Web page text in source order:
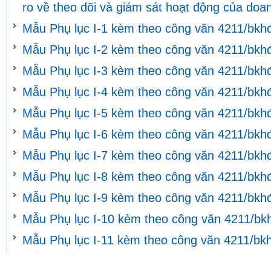
ro về theo dõi và giám sát hoạt động của
Mẫu Phụ lục I-1 kèm theo công văn 4211/
Mẫu Phụ lục I-2 kèm theo công văn 4211/
Mẫu Phụ lục I-3 kèm theo công văn 4211/
Mẫu Phụ lục I-4 kèm theo công văn 4211/
Mẫu Phụ lục I-5 kèm theo công văn 4211/
Mẫu Phụ lục I-6 kèm theo công văn 4211/
Mẫu Phụ lục I-7 kèm theo công văn 4211/
Mẫu Phụ lục I-8 kèm theo công văn 4211/
Mẫu Phụ lục I-9 kèm theo công văn 4211/
Mẫu Phụ lục I-10 kèm theo công văn 4211/
Mẫu Phụ lục I-11 kèm theo công văn 4211/